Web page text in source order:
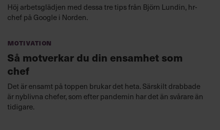
Höj arbetsglädjen med dessa tre tips från Björn Lundin, hr-
chef på Google i Norden.
Motivation
Så motverkar du din ensamhet som
chef
Det är ensamt på toppen brukar det heta. Särskilt drabbade
är nyblivna chefer, som efter pandemin har det än svårare än
tidigare.